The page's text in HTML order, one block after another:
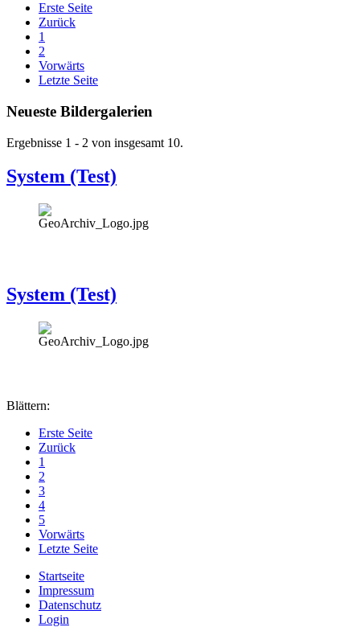
Erste Seite
Zurück
1
2
Vorwärts
Letzte Seite
Neueste Bildergalerien
Ergebnisse 1 - 2 von insgesamt 10.
System (Test)
System (Test)
Blättern:
Erste Seite
Zurück
1
2
3
4
5
Vorwärts
Letzte Seite
Startseite
Impressum
Datenschutz
Login